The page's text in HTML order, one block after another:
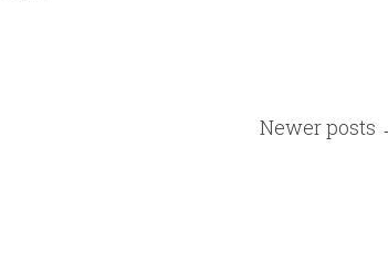
Newer posts